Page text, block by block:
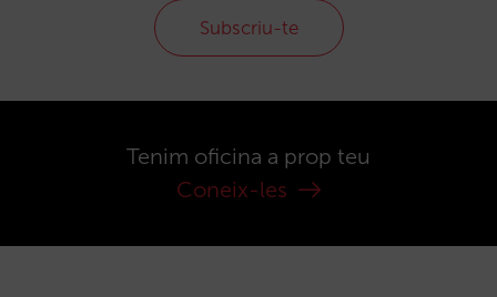
Subscriu-te
Tenim oficina a prop teu
Coneix-les